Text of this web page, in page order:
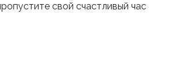
свой счастливый час